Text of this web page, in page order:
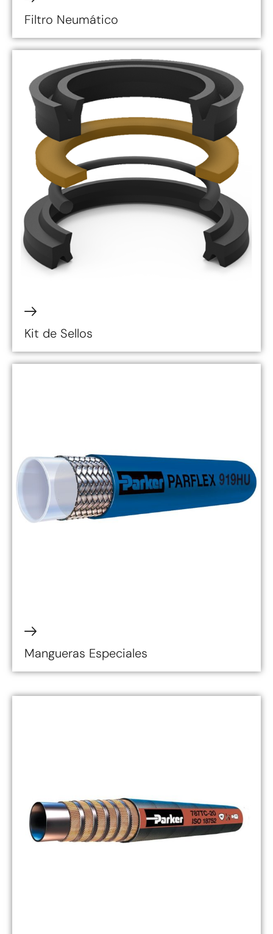
Filtro Neumático
Kit de Sellos
Mangueras Especiales